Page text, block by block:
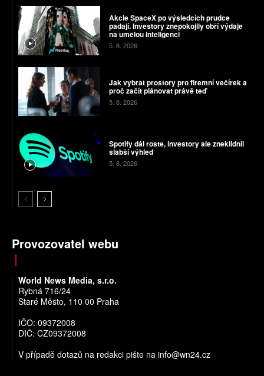
Akcie SpaceX po výsledcích prudce
padají. Investory znepokojily obří výdaje
na umělou inteligenci
5. 8. 2026
Jak vybrat prostory pro firemní večírek a
proč začít plánovat právě teď
5. 8. 2026
Spotify dál roste, investory ale zneklidnil
slabší výhled
5. 8. 2026
Provozovatel webu
World News Media, s.r.o.
Rybná 716/24
Staré Město, 110 00 Praha
IČO: 09372008
DIČ: CZ09372008
V případě dotazů na redakci pište na info@wn24.cz